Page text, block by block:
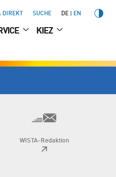
DIREKT SUCHE DE EN
KIEZ
WISTA-Redaktion